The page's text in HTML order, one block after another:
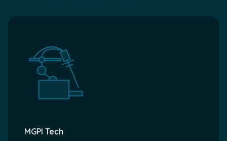
MGPI Tech